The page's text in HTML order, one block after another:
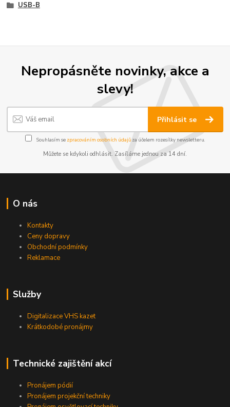
USB-B
Nepropásněte novinky, akce a
slevy!
Přihlásit se
Souhlasím se zpracováním osobních údajůza účelem rozesílky newsletteru.
Můžete se kdykoli odhlásit. Zasíláme jednou za 14 dní.
O nás
Kontakty
Ceny dopravy
Obchodní podmínky
Reklamace
Služby
Digitalizace VHS kazet
Krátkodobé pronájmy
Technické zajištění akcí
Pronájem pódií
Pronájem projekční techniky